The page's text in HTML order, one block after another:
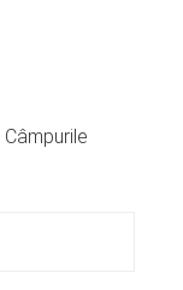
Câmpurile